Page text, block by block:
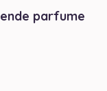
parfume